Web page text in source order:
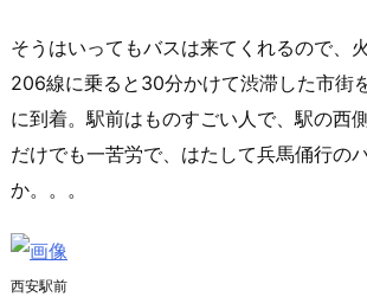
そうはいってもバスは来てくれるので、
206線に乗ると30分かけて渋滞した市街
に到着。駅前はものすごい人で、駅の西
だけでも一苦労で、はたして兵馬俑行の
か。。。
西安駅前